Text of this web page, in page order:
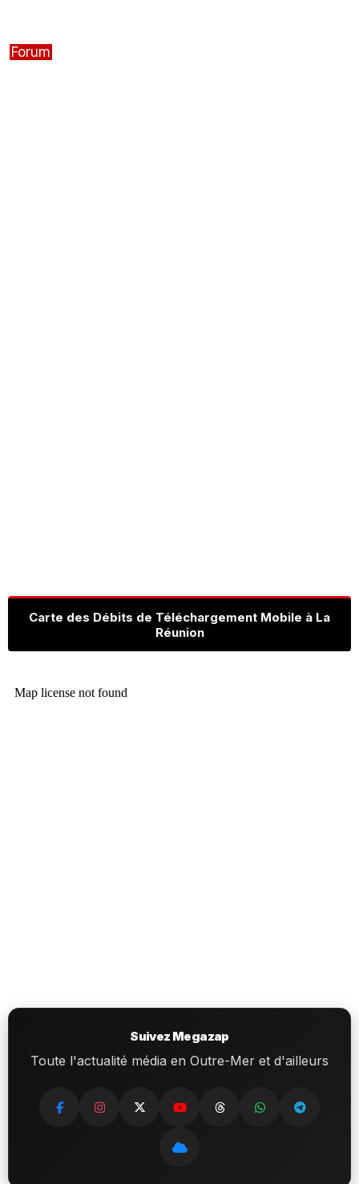
Forum
Carte des Débits de Téléchargement Mobile à La
Réunion
Suivez Megazap
Toute l'actualité média en Outre-Mer et d'ailleurs